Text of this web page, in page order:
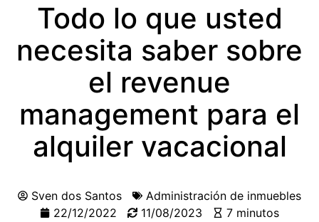
Todo lo que usted
necesita saber sobre
el revenue
management para el
alquiler vacacional
Sven dos Santos
Administración de inmuebles
22/12/2022
11/08/2023
7 minutos